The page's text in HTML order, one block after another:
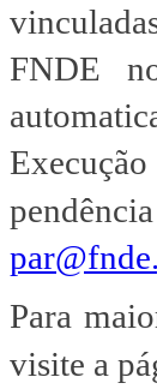
FNDE
Para
visite a